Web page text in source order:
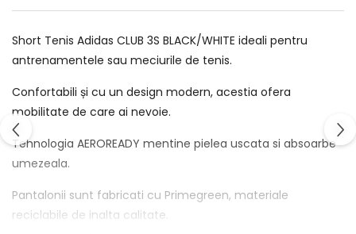
Short Tenis Adidas CLUB 3S BLACK/WHITE ideali pentru
antrenamentele sau meciurile de tenis.
Confortabili și cu un design modern, acestia ofera
mobilitate de care ai nevoie.
Tehnologia AEROREADY mentine pielea uscata si absoarbe
umezeala.
Pantalonii sunt fabricati cu Primegreen, materiale
reciclabile de inalta calitate.